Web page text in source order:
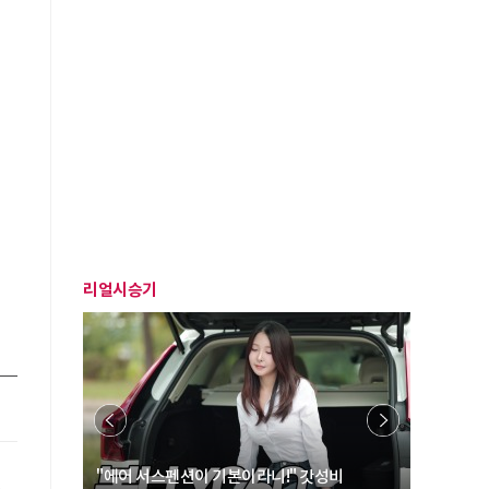
리얼시승기
"에어 서스펜션이 기본이라니!" 갓성비